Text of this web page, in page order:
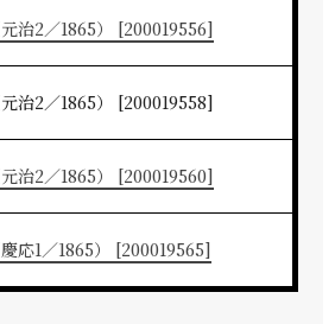
治2／1865） [200019556]
治2／1865） [200019558]
治2／1865） [200019560]
応1／1865） [200019565]